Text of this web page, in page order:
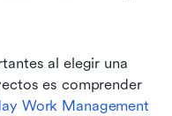
al elegir una
es comprender
Work Management